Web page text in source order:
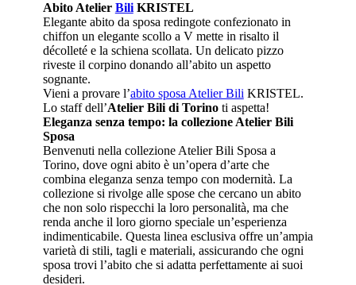
Abito Atelier BiliKRISTEL
Elegante abito da sposa redingote confezionato in
chiffon un elegante scollo a V mette in risalto il
décolleté e la schiena scollata. Un delicato pizzo
riveste il corpino donando all’abito un aspetto
sognante.
Vieni a provare l’abito sposa Atelier Bili KRISTEL.
Lo staff dell’Atelier Bili di Torinoti aspetta!
Eleganza senza tempo: la collezione Atelier Bili
Sposa
Benvenuti nella collezione Atelier Bili Sposa a
Torino, dove ogni abito è un’opera d’arte che
combina eleganza senza tempo con modernità. La
collezione si rivolge alle spose che cercano un abito
che non solo rispecchi la loro personalità, ma che
renda anche il loro giorno speciale un’esperienza
indimenticabile. Questa linea esclusiva offre un’ampia
varietà di stili, tagli e materiali, assicurando che ogni
sposa trovi l’abito che si adatta perfettamente ai suoi
desideri.